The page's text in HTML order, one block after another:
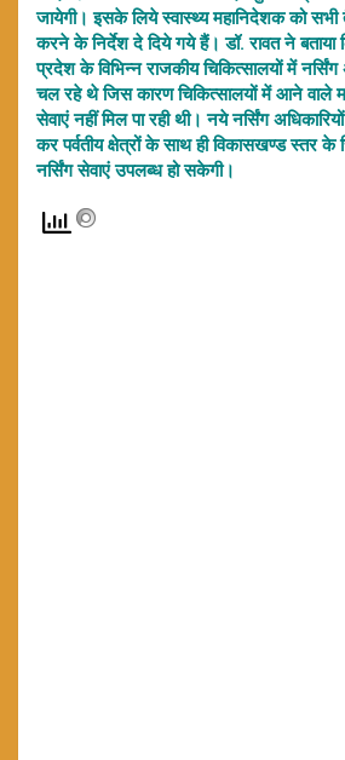
जायेगी। इसके लिये स्वास्थ्य महानिदेशक को सभी
करने के निर्देश दे दिये गये हैं। डॉ. रावत ने बताया
प्रदेश के विभिन्न राजकीय चिकित्सालयों में
चल रहे थे जिस कारण चिकित्सालयों में आने वाले
सेवाएं नहीं मिल पा रही थी। नये नर्सिंग
कर पर्वतीय क्षेत्रों के साथ ही विकासखण्ड स्तर के
नर्सिंग सेवाएं उपलब्ध हो सकेगी।